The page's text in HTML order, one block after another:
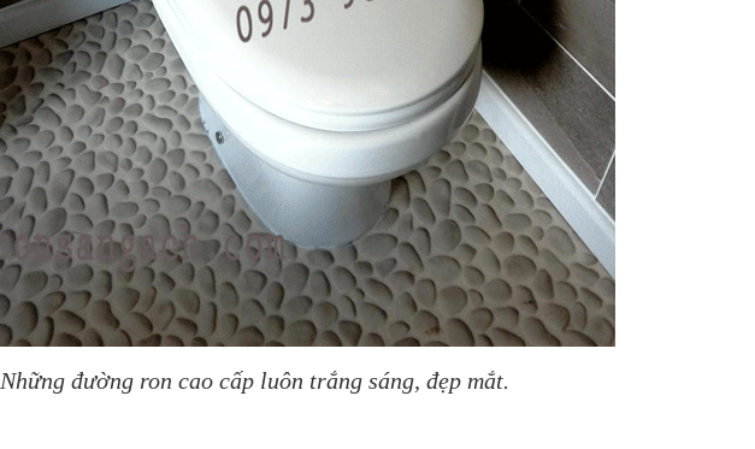
Những đường ron cao cấp luôn trắng sáng, đẹp mắt.